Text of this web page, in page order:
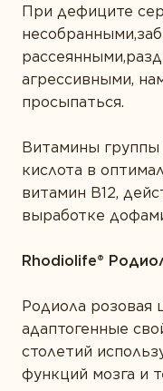
При дефиците
агрессивными,
просыпаться.
Витамины группы
кислота в
витамин В12,
выработке
Rhodiolife®
Родиола розовая
адаптогенные
столетий
функций мозга и